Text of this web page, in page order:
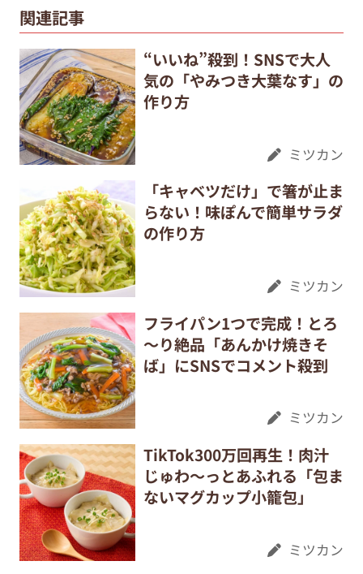
関連記事
“いいね”殺到！SNSで大人
気の「やみつき大葉なす」の
作り方
ミツカン
「キャベツだけ」で箸が止ま
らない！味ぽんで簡単サラダ
の作り方
ミツカン
フライパン1つで完成！とろ
～り絶品「あんかけ焼きそ
ば」にSNSでコメント殺到
ミツカン
TikTok300万回再生！肉汁
じゅわ～っとあふれる「包ま
ないマグカップ小籠包」
ミツカン